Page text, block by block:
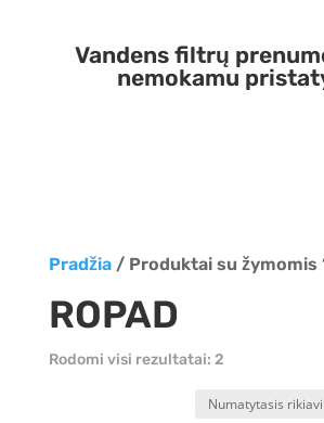
Vandens filtrų
nemokamu
Pradžia/ Produktai su žymomis
ROPAD
Rodomi visi rezultatai: 2